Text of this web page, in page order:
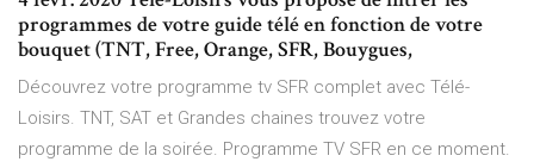
programmes de votre guide télé en fonction de votre
bouquet (TNT, Free, Orange, SFR, Bouygues,
Découvrez votre programme tv SFR complet avec Télé-
Loisirs. TNT, SAT et Grandes chaines trouvez votre
programme de la soirée. Programme TV SFR en ce moment.